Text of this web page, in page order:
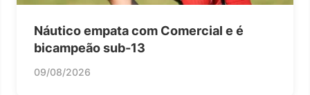
Náutico empata com Comercial e é
bicampeão sub-13
09/08/2026